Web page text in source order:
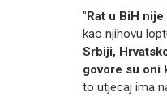
"Rat u BiH
kao njihovu
Srbiji,
govore su oni
to utjecaj ima